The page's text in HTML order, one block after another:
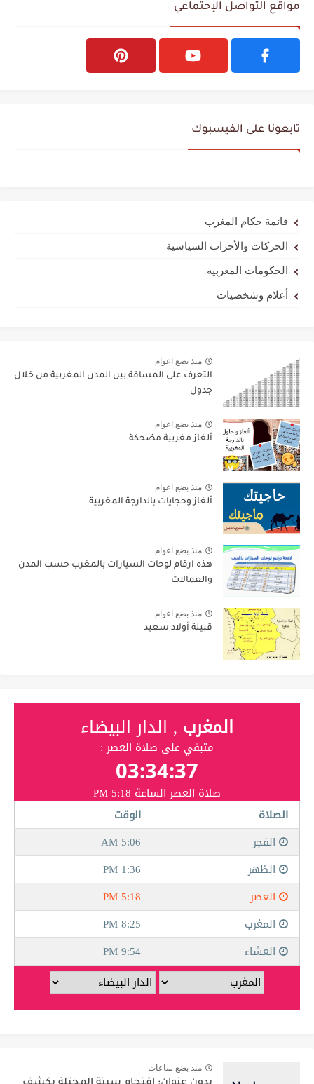
مواقع التواصل الإجتماعي
تابعونا على الفيسبوك
قائمة حكام المغرب
الحركات والأحزاب السياسية
الحكومات المغربية
أعلام وشخصيات
منذ بضع اعوام
التعرف على المسافة بين المدن المغربية من خلال
جدول
منذ بضع اعوام
ألغاز مغربية مضحكة
منذ بضع اعوام
ألغاز وحجايات بالدارجة المغربية
منذ بضع اعوام
هذه ارقام لوحات السيارات بالمغرب حسب المدن
والعمالات
منذ بضع اعوام
قبيلة أولاد سعيد
منذ بضع ساعات